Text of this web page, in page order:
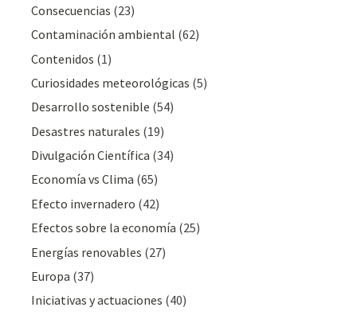
Consecuencias (23)
Contaminación ambiental (62)
Contenidos (1)
Curiosidades meteorológicas (5)
Desarrollo sostenible (54)
Desastres naturales (19)
Divulgación Cientí­fica (34)
Economía vs Clima (65)
Efecto invernadero (42)
Efectos sobre la economía (25)
Energías renovables (27)
Europa (37)
Iniciativas y actuaciones (40)